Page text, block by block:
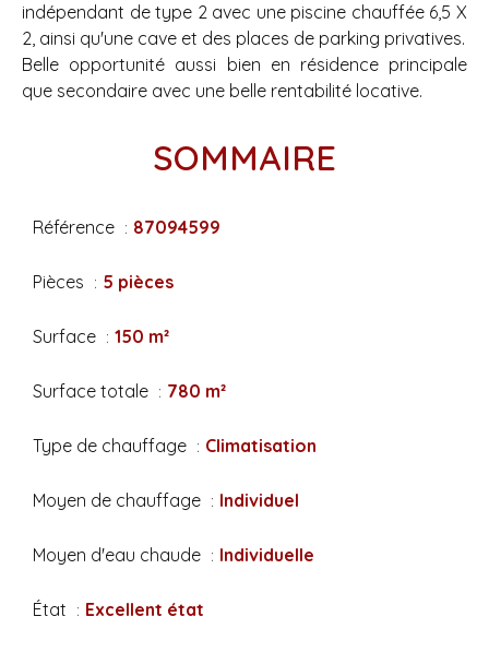
indépendant de type 2 avec une piscine chauffée 6,5 X
2, ainsi qu'une cave et des places de parking privatives.
Belle opportunité aussi bien en résidence principale
que secondaire avec une belle rentabilité locative.
SOMMAIRE
Référence 87094599
Pièces 5 pièces
Surface 150 m²
Surface totale 780 m²
Type de chauffage Climatisation
Moyen de chauffage Individuel
Moyen d'eau chaude Individuelle
État Excellent état